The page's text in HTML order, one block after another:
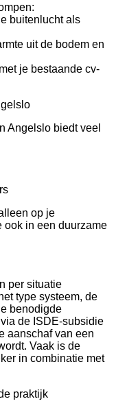
buitenlucht als
uit de bodem en
je bestaande cv-
Angelslo biedt veel
op je
ook in een duurzame
per situatie
type systeem, de
benodigde
de ISDE-subsidie
aanschaf van een
Vaak is de
in combinatie met
praktijk